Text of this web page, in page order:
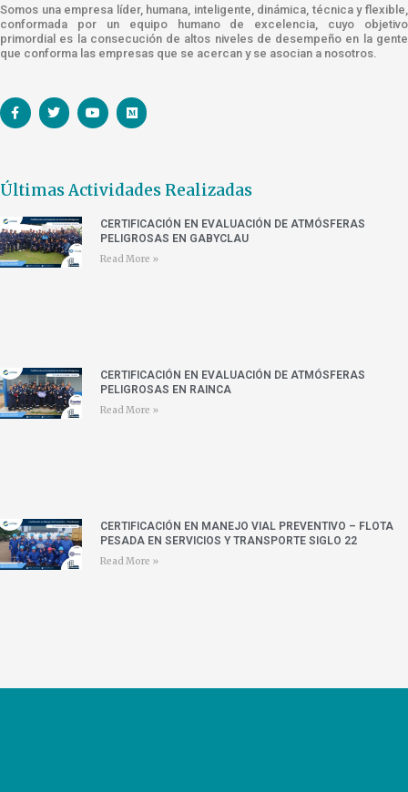
Somos una empresa líder, humana, inteligente, dinámica, técnica y flexible,
conformada por un equipo humano de excelencia, cuyo objetivo
primordial es la consecución de altos niveles de desempeño en la gente
que conforma las empresas que se acercan y se asocian a nosotros.
Últimas Actividades Realizadas
CERTIFICACIÓN EN EVALUACIÓN DE ATMÓSFERAS
PELIGROSAS EN GABYCLAU
Read More »
CERTIFICACIÓN EN EVALUACIÓN DE ATMÓSFERAS
PELIGROSAS EN RAINCA
Read More »
CERTIFICACIÓN EN MANEJO VIAL PREVENTIVO – FLOTA
PESADA EN SERVICIOS Y TRANSPORTE SIGLO 22
Read More »